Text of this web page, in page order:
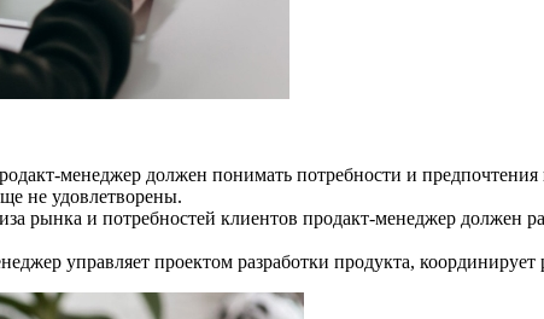
менеджер должен понимать потребности и
не удовлетворены.
рынка и потребностей клиентов продакт-менеджер должен
управляет проектом разработки продукта, координирует